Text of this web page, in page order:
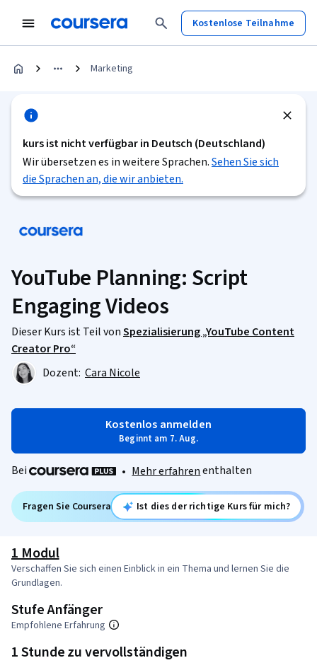
Kostenlose Teilnahme
Marketing
kurs ist nicht verfügbar in Deutsch (Deutschland)
Wir übersetzen es in weitere Sprachen.Sehen Sie sich
die Sprachen an, die wir anbieten.
YouTube Planning: Script
Engaging Videos
Dieser Kurs ist Teil vonSpezialisierung „YouTube Content
Creator Pro“
Dozent: Cara Nicole
Kostenlos anmelden
Beginnt am 7. Aug.
Bei • Mehr erfahrenenthalten
Fragen Sie Coursera Ist dies der richtige Kurs für mich?
1 Modul
Verschaffen Sie sich einen Einblick in ein Thema und lernen Sie die
Grundlagen.
Stufe Anfänger
Empfohlene Erfahrung
1 Stunde zu vervollständigen